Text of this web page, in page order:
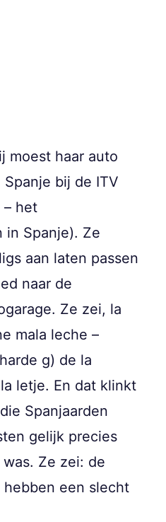
moest haar auto
bij de ITV
– het
in Spanje). Ze
aan laten passen
naar de
Ze zei, la
mala leche –
g) de la
letje. En dat klinkt
Spanjaarden
gelijk precies
Ze zei: de
hebben een slecht